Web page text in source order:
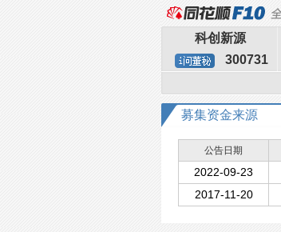
科创新源
300731
募集资金来源
公告日期
2022-09-23
2017-11-20